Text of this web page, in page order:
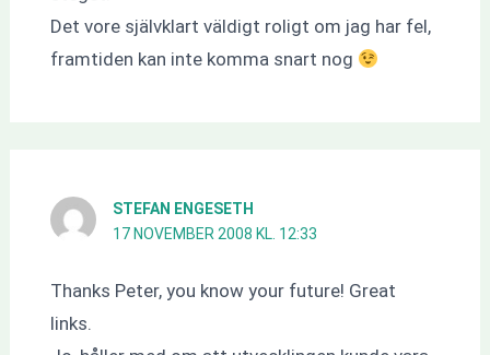
Det vore självklart väldigt roligt om jag har fel,
framtiden kan inte komma snart nog
STEFAN ENGESETH
17 NOVEMBER 2008 KL. 12:33
Thanks Peter, you know your future! Great
links.